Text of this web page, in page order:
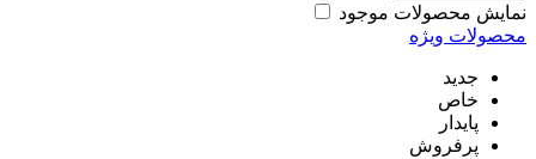
نمایش محصولات موجود
محصولات ویژه
جدید
خاص
پایدار
پرفروش